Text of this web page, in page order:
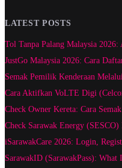
LATEST POSTS
Tol Tanpa Palang Malaysia
JustGo Malaysia 2026: Cara
Semak Pemilik Kenderaan
Cara Aktifkan VoLTE Digi
Check Owner Kereta: Cara
Check Sarawak Energy
iSarawakCare 2026: Login,
SarawakID (SarawakPass):